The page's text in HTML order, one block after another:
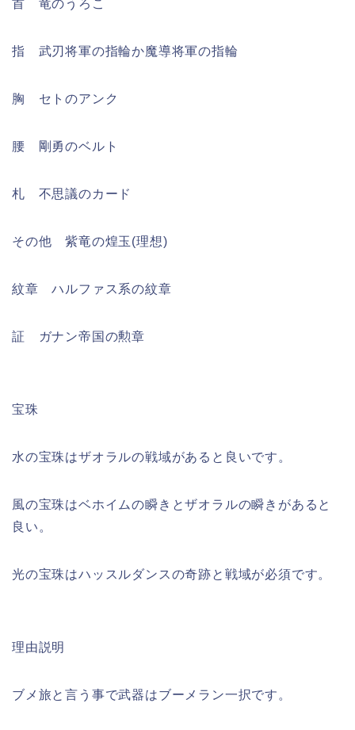
首 竜のうろこ
指 武刃将軍の指輪か魔導将軍の指輪
胸 セトのアンク
腰 剛勇のベルト
札 不思議のカード
その他 紫竜の煌玉(理想)
紋章 ハルファス系の紋章
証 ガナン帝国の勲章
宝珠
水の宝珠はザオラルの戦域があると良いです。
風の宝珠はベホイムの瞬きとザオラルの瞬きがあると
良い。
光の宝珠はハッスルダンスの奇跡と戦域が必須です。
理由説明
ブメ旅と言う事で武器はブーメラン一択です。